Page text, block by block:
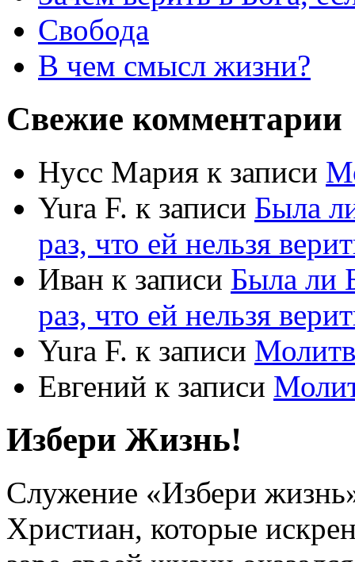
Свобода
В чем смысл жизни?
Свежие комментарии
Нусс Мария к записи
Yura F. к записи Была
раз, что ей нельзя
Иван к записи Была ли
раз, что ей нельзя
Yura F. к записи
Евгений к записи
Избери Жизнь!
Служение «Избери
Христиан, которые